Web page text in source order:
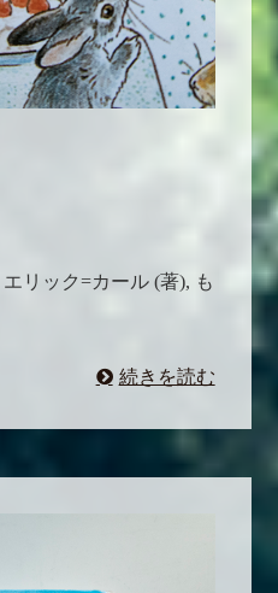
リック=カール (著),‎ も
続きを読む